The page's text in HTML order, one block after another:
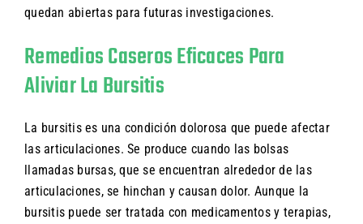
quedan abiertas para futuras investigaciones.
Remedios Caseros Eficaces Para
Aliviar La Bursitis
La bursitis es una condición dolorosa que puede afectar
las articulaciones. Se produce cuando las bolsas
llamadas bursas, que se encuentran alrededor de las
articulaciones, se hinchan y causan dolor. Aunque la
bursitis puede ser tratada con medicamentos y terapias,